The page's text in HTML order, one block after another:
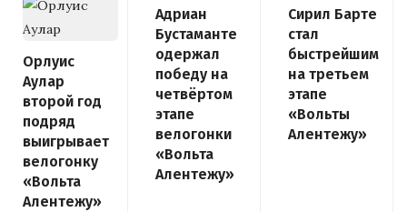
Орлуис
Аулар
второй год
подряд
выигрывает
велогонку
«Вольта
Алентежу»
Адриан
Бустаманте
одержал
победу на
четвёртом
этапе
велогонки
«Вольта
Алентежу»
Сирил Барте
стал
быстрейшим
на третьем
этапе
«Вольты
Алентежу»